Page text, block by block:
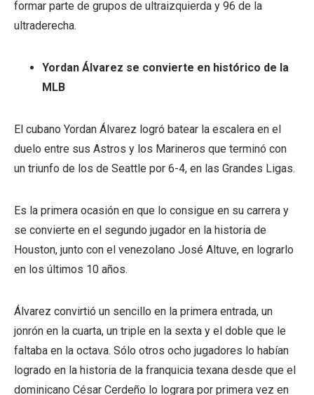
formar parte de grupos de ultraizquierda y 96 de la
ultraderecha.
Yordan Álvarez se convierte en histórico de la
MLB
El cubano Yordan Álvarez logró batear la escalera en el
duelo entre sus Astros y los Marineros que terminó con
un triunfo de los de Seattle por 6-4, en las Grandes Ligas.
Es la primera ocasión en que lo consigue en su carrera y
se convierte en el segundo jugador en la historia de
Houston, junto con el venezolano José Altuve, en lograrlo
en los últimos 10 años.
Álvarez convirtió un sencillo en la primera entrada, un
jonrón en la cuarta, un triple en la sexta y el doble que le
faltaba en la octava. Sólo otros ocho jugadores lo habían
logrado en la historia de la franquicia texana desde que el
dominicano César Cerdeño lo lograra por primera vez en